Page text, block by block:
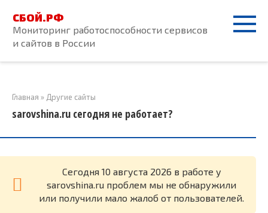
контенту
СБОЙ.РФ
Мониторинг работоспособности сервисов
и сайтов в России
Главная » Другие сайты
sarovshina.ru сегодня не работает?
Cегодня 10 августа 2026 в работе у
sarovshina.ru проблем мы не обнаружили
или получили мало жалоб от пользователей.